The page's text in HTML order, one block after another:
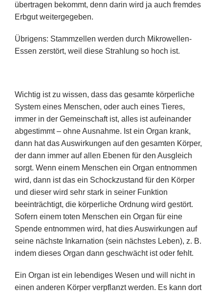
übertragen bekommt, denn darin wird ja auch fremdes
Erbgut weitergegeben.
Übrigens: Stammzellen werden durch Mikrowellen-
Essen zerstört, weil diese Strahlung so hoch ist.
Wichtig ist zu wissen, dass das gesamte körperliche
System eines Menschen, oder auch eines Tieres,
immer in der Gemeinschaft ist, alles ist aufeinander
abgestimmt – ohne Ausnahme. Ist ein Organ krank,
dann hat das Auswirkungen auf den gesamten Körper,
der dann immer auf allen Ebenen für den Ausgleich
sorgt. Wenn einem Menschen ein Organ entnommen
wird, dann ist das ein Schockzustand für den Körper
und dieser wird sehr stark in seiner Funktion
beeinträchtigt, die körperliche Ordnung wird gestört.
Sofern einem toten Menschen ein Organ für eine
Spende entnommen wird, hat dies Auswirkungen auf
seine nächste Inkarnation (sein nächstes Leben), z. B.
indem dieses Organ dann geschwächt ist oder fehlt.
Ein Organ ist ein lebendiges Wesen und will nicht in
einen anderen Körper verpflanzt werden. Es kann dort